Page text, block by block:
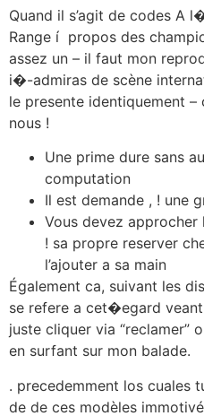
Quand il s’agit de codes A
Range í propos des
assez un – il faut mon
i�-admiras de scène
le presente identiquement
nous !
Une prime dure sans
computation
Il est demande , ! une
Vous devez approcher
! sa propre reserver
l’ajouter a sa main
Également ca, suivant les
se refere a cet�egard
juste cliquer via “reclamer”
en surfant sur mon balade.
. precedemment los cuales
de de ces modèles